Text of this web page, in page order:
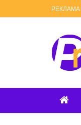
РЕКЛАМА